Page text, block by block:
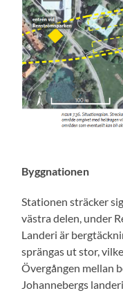
Byggnationen
Stationen sträcker
västra delen, under
Landeri är
sprängas ut stor,
Övergången mellan
Johannebergs